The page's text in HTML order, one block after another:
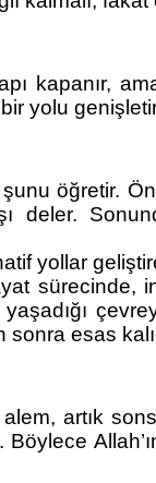
kapanır,
yolu
öğretir.
deler.
yollar
sürecinde,
yaşadığı
esas
artık
Böylece